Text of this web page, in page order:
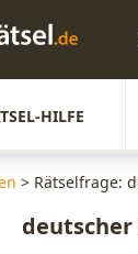
HILFE
> Rätselfrage:
deutscher